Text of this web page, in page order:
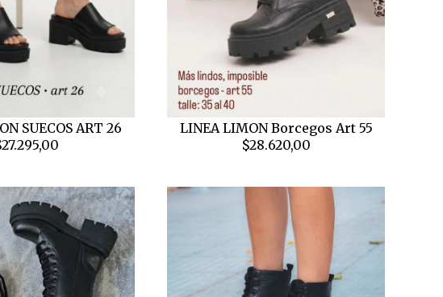
SUECOS ART 26
LINEA LIMON Borcegos Art 55
$28.620,00